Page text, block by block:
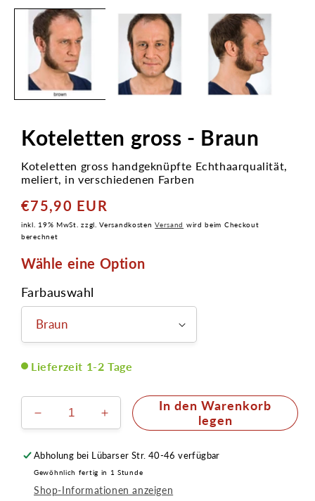
Koteletten gross - Braun
Koteletten gross handgeknüpfte Echthaarqualität,
meliert, in verschiedenen Farben
Normaler
Preis
€75,90 EUR
inkl. 19% MwSt. zzgl. VersandkostenVersand wird beim Checkout
berechnet
Wähle eine Option
Farbauswahl
Lieferzeit 1-2 Tage
Verringere
die
Menge
für
Koteletten
gross
Erhöhe
die
Menge
für
Koteletten
gross
In den Warenkorb
legen
Abholung bei Lübarser Str. 40-46 verfügbar
Gewöhnlich fertig in 1 Stunde
Shop-Informationen anzeigen